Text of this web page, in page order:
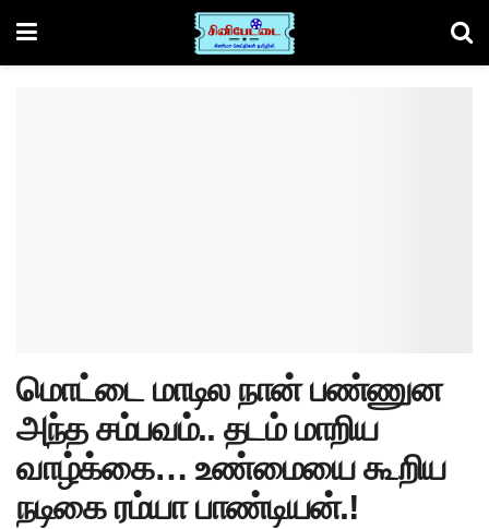
மொட்டை மாடில நான் பண்ணுன
அந்த சம்பவம்.. தடம் மாறிய
வாழ்க்கை… உண்மையை கூறிய
நடிகை ரம்யா பாண்டியன்.!